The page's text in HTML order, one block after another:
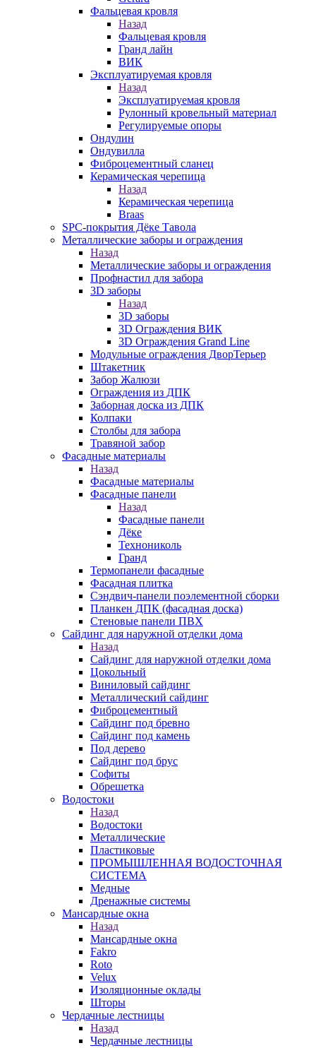
Фальцевая кровля
Назад
Фальцевая кровля
Гранд лайн
ВИК
Эксплуатируемая кровля
Назад
Эксплуатируемая кровля
Рулонный кровельный материал
Регулируемые опоры
Ондулин
Ондувилла
Фиброцементный сланец
Керамическая черепица
Назад
Керамическая черепица
Braas
SPC-покрытия Дёке Тавола
Металлические заборы и ограждения
Назад
Металлические заборы и ограждения
Профнастил для забора
3D заборы
Назад
3D заборы
3D Ограждения ВИК
3D Ограждения Grand Line
Модульные ограждения ДворТерьер
Штакетник
Забор Жалюзи
Ограждения из ДПК
Заборная доска из ДПК
Колпаки
Столбы для забора
Травяной забор
Фасадные материалы
Назад
Фасадные материалы
Фасадные панели
Назад
Фасадные панели
Дёке
Технониколь
Гранд
Термопанели фасадные
Фасадная плитка
Сэндвич-панели поэлементной сборки
Планкен ДПК (фасадная доска)
Стеновые панели ПВХ
Сайдинг для наружной отделки дома
Назад
Сайдинг для наружной отделки дома
Цокольный
Виниловый сайдинг
Металлический сайдинг
Фиброцементный
Сайдинг под бревно
Сайдинг под камень
Под дерево
Сайдинг под брус
Софиты
Обрешетка
Водостоки
Назад
Водостоки
Металлические
Пластиковые
ПРОМЫШЛЕННАЯ ВОДОСТОЧНАЯ
СИСТЕМА
Медные
Дренажные системы
Мансардные окна
Назад
Мансардные окна
Fakro
Roto
Velux
Изоляционные оклады
Шторы
Чердачные лестницы
Назад
Чердачные лестницы